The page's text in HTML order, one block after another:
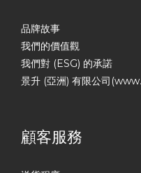
品牌故事
我們的價值觀
我們對 (ESG) 的承諾
景升 (亞洲) 有限公司
顧客服務